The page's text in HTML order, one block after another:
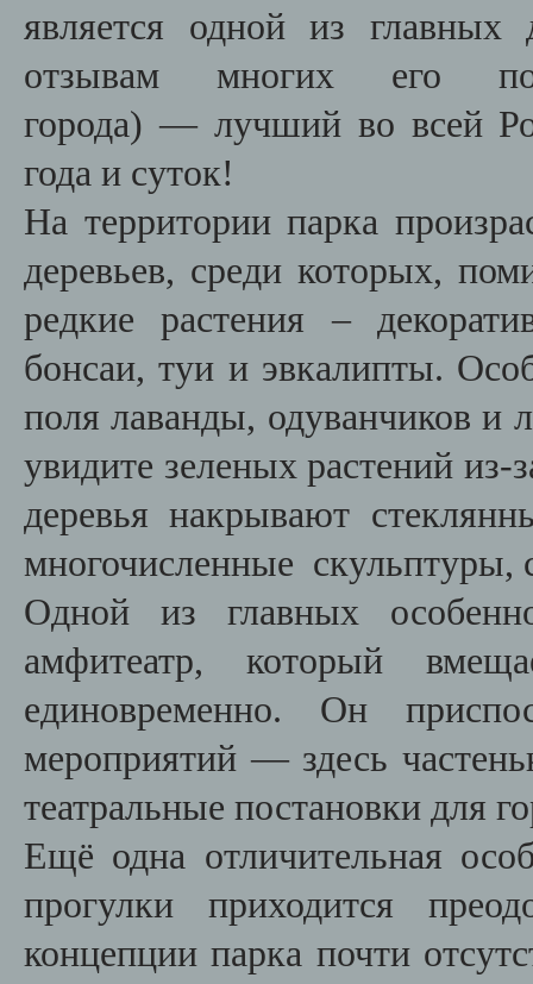
является одной из главных
отзывам многих его
города) — лучший во всей
года и суток!
На территории парка
деревьев, среди которых,
редкие растения –
бонсаи, туи и эвкалипты.
поля лаванды, одуванчиков и
увидите зеленых растений из-
деревья накрывают
многочисленные скульптуры,
Одной из главных
амфитеатр, который
единовременно. Он
мероприятий — здесь
театральные постановки для
Ещё одна отличительная
прогулки приходится
концепции парка почти